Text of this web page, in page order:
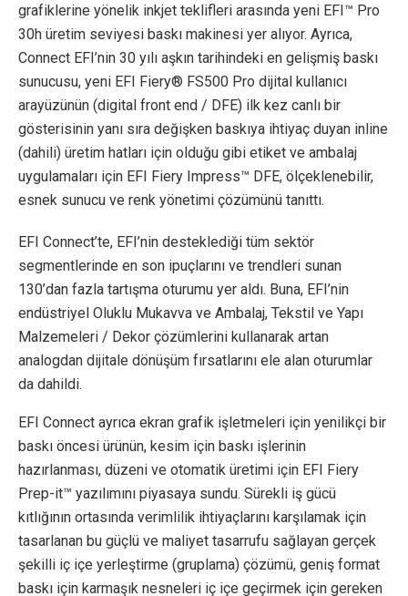
grafiklerine yönelik inkjet teklifleri arasında yeni EFI™ Pro
30h üretim seviyesi baskı makinesi yer alıyor. Ayrıca,
Connect EFI’nin 30 yılı aşkın tarihindeki en gelişmiş baskı
sunucusu, yeni EFI Fiery® FS500 Pro dijital kullanıcı
arayüzünün (digital front end / DFE) ilk kez canlı bir
gösterisinin yanı sıra değişken baskıya ihtiyaç duyan inline
(dahili) üretim hatları için olduğu gibi etiket ve ambalaj
uygulamaları için EFI Fiery Impress™ DFE, ölçeklenebilir,
esnek sunucu ve renk yönetimi çözümünü tanıttı.
EFI Connect’te, EFI’nin desteklediği tüm sektör
segmentlerinde en son ipuçlarını ve trendleri sunan
130’dan fazla tartışma oturumu yer aldı. Buna, EFI’nin
endüstriyel Oluklu Mukavva ve Ambalaj, Tekstil ve Yapı
Malzemeleri / Dekor çözümlerini kullanarak artan
analogdan dijitale dönüşüm fırsatlarını ele alan oturumlar
da dahildi.
EFI Connect ayrıca ekran grafik işletmeleri için yenilikçi bir
baskı öncesi ürünün, kesim için baskı işlerinin
hazırlanması, düzeni ve otomatik üretimi için EFI Fiery
Prep-it™ yazılımını piyasaya sundu. Sürekli iş gücü
kıtlığının ortasında verimlilik ihtiyaçlarını karşılamak için
tasarlanan bu güçlü ve maliyet tasarrufu sağlayan gerçek
şekilli iç içe yerleştirme (gruplama) çözümü, geniş format
baskı için karmaşık nesneleri iç içe geçirmek için gereken